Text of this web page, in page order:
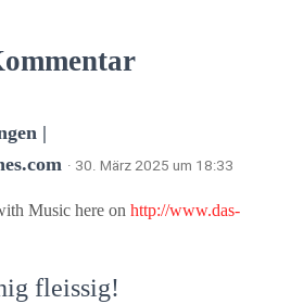
|
· 30. März 2025 um 18:33
Music here on http://www.das-
fleissig!